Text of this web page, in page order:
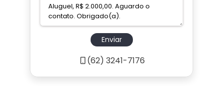
Enviar
(62) 3241-7176